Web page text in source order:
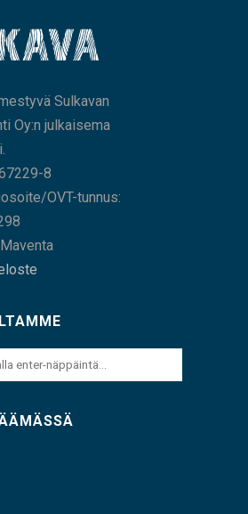
Sulkavan
Oy:n julkaisema
8
OVT-tunnus: